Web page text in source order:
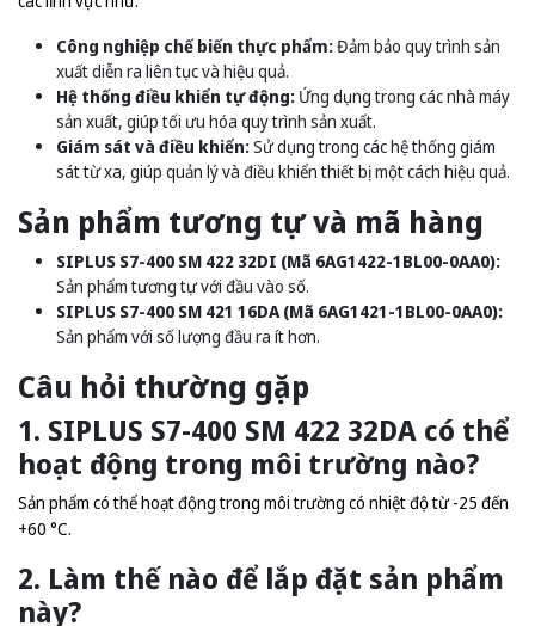
Công nghiệp chế biến thực phẩm:Đảm bảo quy trình sản
xuất diễn ra liên tục và hiệu quả.
Hệ thống điều khiển tự động: Ứng dụng trong các nhà máy
sản xuất, giúp tối ưu hóa quy trình sản xuất.
Giám sát và điều khiển:Sử dụng trong các hệ thống giám
sát từ xa, giúp quản lý và điều khiển thiết bị một cách hiệu quả.
Sản phẩm tương tự và mã hàng
SIPLUS S7-400 SM 422 32DI (Mã 6AG1422-1BL00-0AA0):
Sản phẩm tương tự với đầu vào số.
SIPLUS S7-400 SM 421 16DA (Mã 6AG1421-1BL00-0AA0):
Sản phẩm với số lượng đầu ra ít hơn.
Câu hỏi thường gặp
1. SIPLUS S7-400 SM 422 32DA có thể
hoạt động trong môi trường nào?
Sản phẩm có thể hoạt động trong môi trường có nhiệt độ từ -25 đến
+60 °C.
2. Làm thế nào để lắp đặt sản phẩm
này?